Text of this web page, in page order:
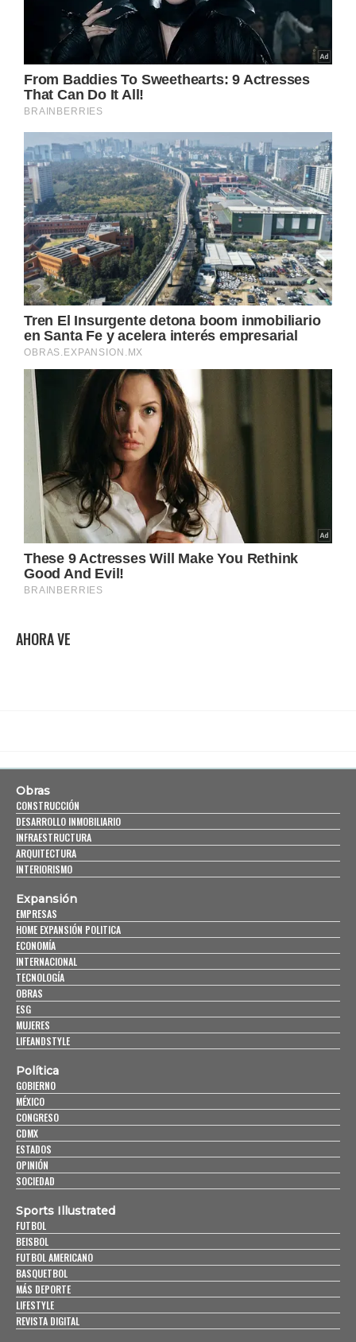
AHORA VE
Obras
CONSTRUCCIÓN
DESARROLLO INMOBILIARIO
INFRAESTRUCTURA
ARQUITECTURA
INTERIORISMO
Expansión
EMPRESAS
HOME EXPANSIÓN POLITICA
ECONOMÍA
INTERNACIONAL
TECNOLOGÍA
OBRAS
ESG
MUJERES
LIFEANDSTYLE
Política
GOBIERNO
MÉXICO
CONGRESO
CDMX
ESTADOS
OPINIÓN
SOCIEDAD
Sports Illustrated
FUTBOL
BEISBOL
FUTBOL AMERICANO
BASQUETBOL
MÁS DEPORTE
LIFESTYLE
REVISTA DIGITAL